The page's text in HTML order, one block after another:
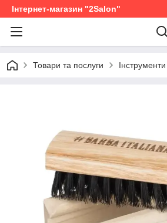
Інтернет-магазин "2Salon"
Товари та послуги